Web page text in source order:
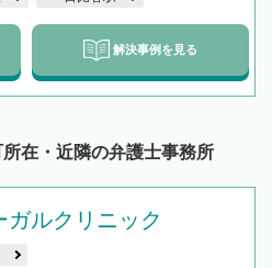
解決事例を見る
在・近隣の弁護士事務所
ルクリニック